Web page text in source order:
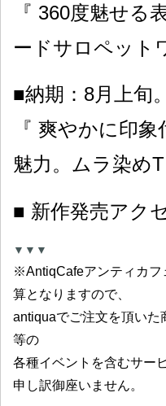
『 360度魅せる
ードサロペット
■納期：8月上旬。
『 爽やかに印
魅力。ムラ染めT
■ 新作発売アク
▼▼▼
※AntiqCafeアンティカフ
算となりますので、
antiquaでご注文を頂いた
等の
各種イベントを含むサー
申し訳御座いません。